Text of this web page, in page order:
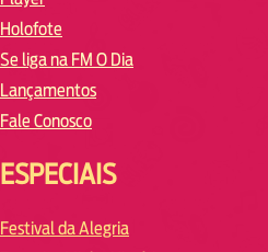
Holofote
Se liga na FM O Dia
Lançamentos
Fale Conosco
ESPECIAIS
Festival da Alegria